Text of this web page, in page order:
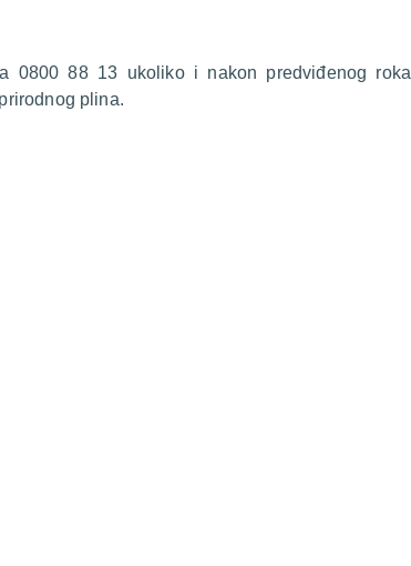
0800 88 13 ukoliko i nakon predviđenog roka
plina.